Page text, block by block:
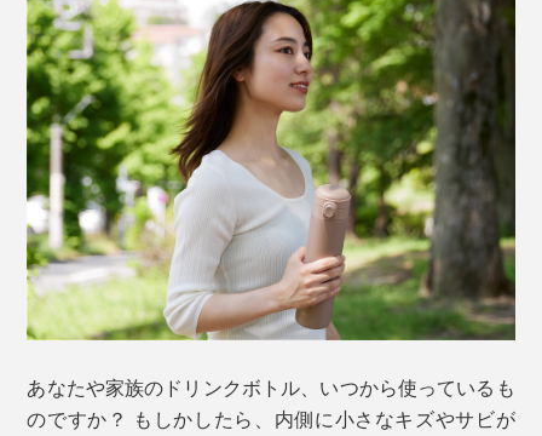
あなたや家族のドリンクボトル、いつから使っているも
のですか？ もしかしたら、内側に小さなキズやサビが